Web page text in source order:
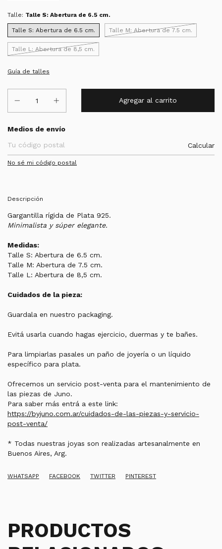
Talle: Talle S: Abertura de 6.5 cm.
Talle S: Abertura de 6.5 cm. Talle M: Abertura de 7.5 cm.
Talle L: Abertura de 8,5 cm.
Guía de talles
Entregas para el CP:
Medios de envío
Calcular
No sé mi código postal
Descripción
Gargantilla rígida de Plata 925.
Minimalista y súper elegante.
Medidas:
Talle S: Abertura de 6.5 cm.
Talle M: Abertura de 7.5 cm.
Talle L: Abertura de 8,5 cm.
Cuidados de la pieza:
Guardala en nuestro packaging.
Evitá usarla cuando hagas ejercicio, duermas y te bañes.
Para limpiarlas pasales un paño de joyería o un líquido
específico para plata.
Ofrecemos un servicio post-venta para el mantenimiento de
las piezas de Juno.
Para saber más entrá a este link:
https://byjuno.com.ar/cuidados-de-las-piezas-y-servicio-
post-venta/
* Todas nuestras joyas son realizadas artesanalmente en
Buenos Aires, Arg.
WHATSAPP FACEBOOK TWITTER PINTEREST
PRODUCTOS